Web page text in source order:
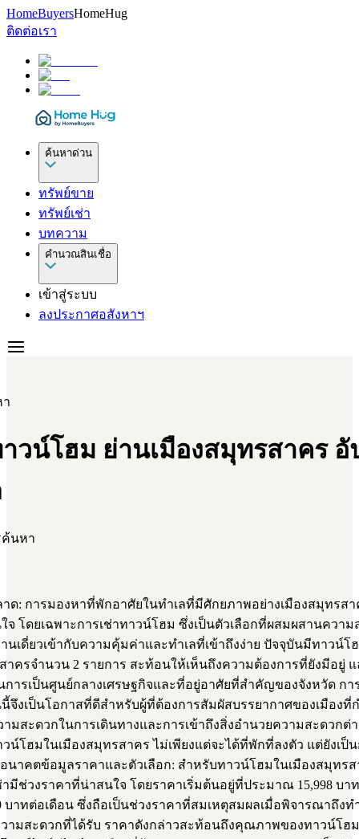
HomeBuyersHomeHug
ติดต่อเรา
ค้นหาด่วน
ทรัพย์ขาย
ทรัพย์เช่า
บทความ
คำนวณสินเชื่อ
เข้าสู่ระบบ
ลงประกาศอสังหาฯ
วน์โฮม ย่านเมืองสมุทรสาคร อั
นหา
ด: การมองหาที่พักอาศัยในทำเลที่มีศักยภาพอย่างเมืองสมุทรสา
จ โดยเฉพาะการเช่าทาวน์โฮม ซึ่งเป็นตัวเลือกที่ผสมผสานความ
นเดี่ยวเข้ากับความคุ้มค่าและทำเลที่เข้าถึงง่าย ปัจจุบันมีทาวน์โ
าครจำนวน 2 รายการ สะท้อนให้เห็นถึงความต้องการที่ยังมีอยู่
การเป็นศูนย์กลางเศรษฐกิจและที่อยู่อาศัยที่สำคัญของจังหวัด กา
จึงเป็นโอกาสที่ดีสำหรับผู้ที่ต้องการสัมผัสบรรยากาศของเมืองที่
มสะดวกในการเดินทางและการเข้าถึงสิ่งอำนวยความสะดวกต่า
วน์โฮมในเมืองสมุทรสาคร ไม่เพียงแต่จะได้ที่พักที่ลงตัว แต่ยังเป็
นาคตข้อมูลราคาและตัวเลือก: สำหรับทาวน์โฮมในเมืองสมุทรส
ามีช่วงราคาที่น่าสนใจ โดยราคาเริ่มต้นอยู่ที่ประมาณ 15,998 บา
บาทต่อเดือน ซึ่งถือเป็นช่วงราคาที่สมเหตุสมผลเมื่อพิจารณาถึงท
ามสะดวกที่ได้รับ ราคาดังกล่าวสะท้อนถึงคุณภาพของทาวน์โฮ